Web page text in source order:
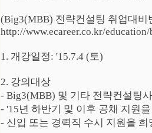
(Big3(MBB) 전략컨설팅 취업대비
http://www.ecareer.co.kr/
1. 개강일정: '15.7.4 (토)
2. 강의대상
- Big3(MBB) 및 기타 전략컨설팅
- '15년 하반기 및 이후 공채 지원
- 신입 또는 경력직 수시 지원을 희